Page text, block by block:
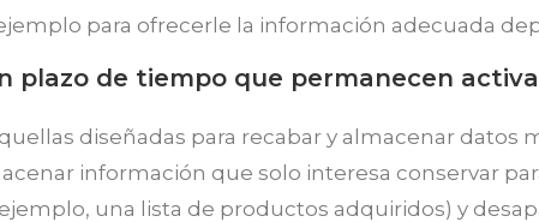
para ofrecerle la información adecuada
plazo de tiempo que permanecen
diseñadas para recabar y almacenar datos
información que solo interesa conservar
una lista de productos adquiridos) y